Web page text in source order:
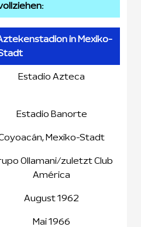
in Mexiko-
Estadio Azteca
Estadio Banorte
Mexiko-Stadt
Ollamani/zuletzt Club
América
August 1962
Mai 1966